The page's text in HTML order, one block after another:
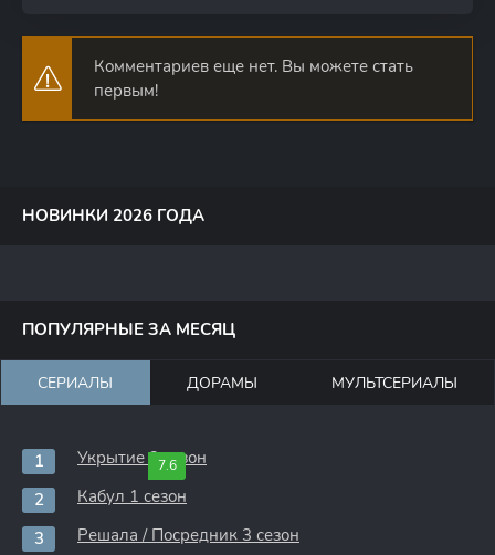
Комментариев еще нет. Вы можете стать
первым!
НОВИНКИ 2026 ГОДА
ПОПУЛЯРНЫЕ ЗА МЕСЯЦ
СЕРИАЛЫ ДОРАМЫ МУЛЬТСЕРИАЛЫ
7.6
Укрытие 3 сезон
Кабул 1 сезон
Решала / Посредник 3 сезон